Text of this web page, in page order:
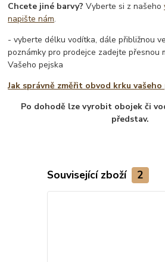
Chcete jiné barvy? Vyberte si z našeho
napište nám.
- vyberte délku vodítka, dále přibližnou
poznámky pro prodejce zadejte přesnou
Vašeho pejska
Jak správně změřit obvod krku vašeho
Po dohodě lze vyrobit obojek či
představ.
Související zboží 2